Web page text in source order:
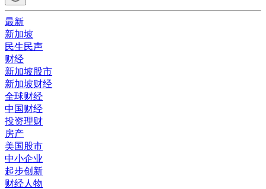
最新
新加坡
民生民声
财经
新加坡股市
新加坡财经
全球财经
中国财经
投资理财
房产
美国股市
中小企业
起步创新
财经人物